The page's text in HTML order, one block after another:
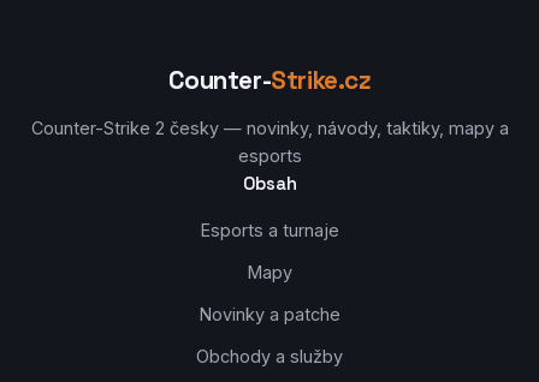
Counter-Strike.cz
Counter-Strike 2 česky — novinky, návody, taktiky, mapy a
esports
Obsah
Esports a turnaje
Mapy
Novinky a patche
Obchody a služby